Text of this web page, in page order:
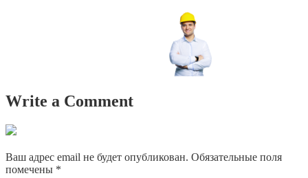
Write a Comment
Ваш адрес email не будет опубликован. Обязательные поля
помечены *